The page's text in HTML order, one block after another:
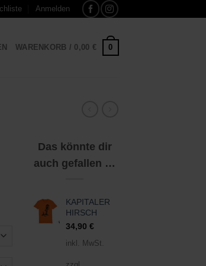
Anmelden
WARENKORB / 0,00 € 0
Das könnte dir
auch gefallen …
KAPITALER
HIRSCH
34,90 €
inkl. MwSt.